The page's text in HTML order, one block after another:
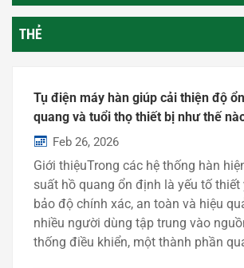
THẺ
Tụ điện máy hàn giúp cải thiện độ
quang và tuổi thọ thiết bị như thế
Feb 26, 2026
Giới thiệuTrong các hệ thống hàn
suất hồ quang ổn định là yếu tố thiết
bảo độ chính xác, an toàn và hiệu
nhiều người dùng tập trung vào
thống điều khiển, một thành phần